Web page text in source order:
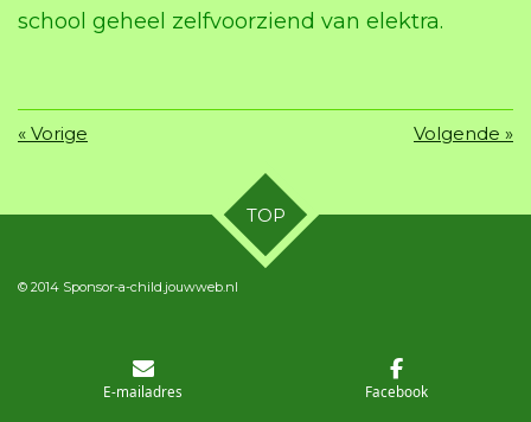
school geheel zelfvoorziend van elektra.
« Vorige Volgende »
TOP
© 2014 Sponsor-a-child.jouwweb.nl
E-mailadres Facebook